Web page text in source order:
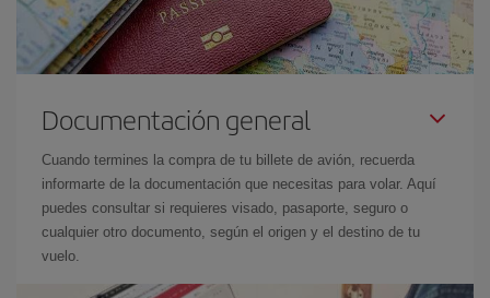
Documentación general
Cuando termines la compra de tu billete de avión, recuerda
informarte de la documentación que necesitas para volar. Aquí
puedes consultar si requieres visado, pasaporte, seguro o
cualquier otro documento, según el origen y el destino de tu
vuelo.